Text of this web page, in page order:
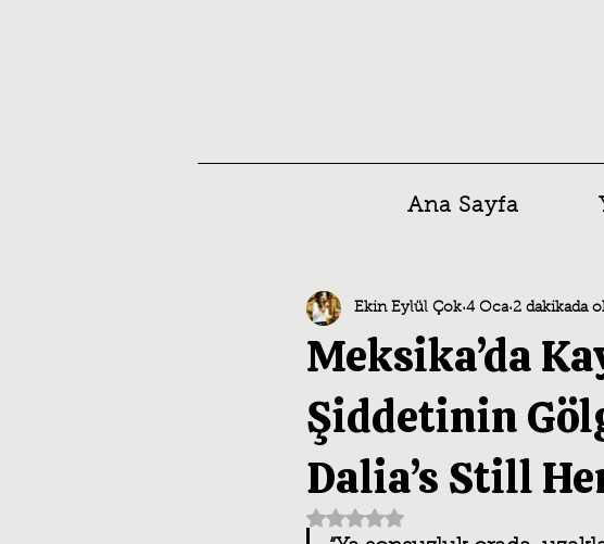
Ana Sayfa
Meksika’da
Şiddetinin
Dalia’s Still
Ekin Eylül Çok 4 Oca 2 dakikada
5 üzerinden NaN yıldız